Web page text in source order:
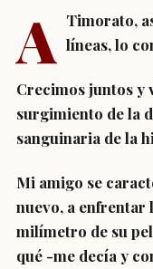
A Timorato,
líneas, lo
Crecimos juntos y
surgimiento de la
sanguinaria de la
Mi amigo se
nuevo, a enfrentar
milímetro de su
qué -me decía y